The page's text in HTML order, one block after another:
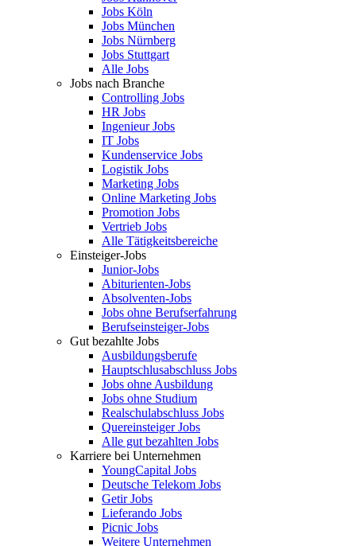
Jobs Köln
Jobs München
Jobs Nürnberg
Jobs Stuttgart
Alle Jobs
Jobs nach Branche
Controlling Jobs
HR Jobs
Ingenieur Jobs
IT Jobs
Kundenservice Jobs
Logistik Jobs
Marketing Jobs
Online Marketing Jobs
Promotion Jobs
Vertrieb Jobs
Alle Tätigkeitsbereiche
Einsteiger-Jobs
Junior-Jobs
Abiturienten-Jobs
Absolventen-Jobs
Jobs ohne Berufserfahrung
Berufseinsteiger-Jobs
Gut bezahlte Jobs
Ausbildungsberufe
Hauptschlusabschluss Jobs
Jobs ohne Ausbildung
Jobs ohne Studium
Realschulabschluss Jobs
Quereinsteiger Jobs
Alle gut bezahlten Jobs
Karriere bei Unternehmen
YoungCapital Jobs
Deutsche Telekom Jobs
Getir Jobs
Lieferando Jobs
Picnic Jobs
Weitere Unternehmen